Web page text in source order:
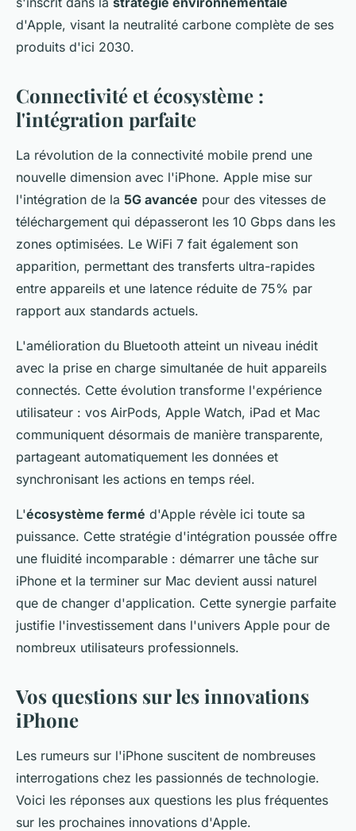
d'Apple, visant la neutralité carbone complète de ses
produits d'ici 2030.
Connectivité et écosystème :
l'intégration parfaite
La révolution de la connectivité mobile prend une
nouvelle dimension avec l'iPhone. Apple mise sur
l'intégration de la 5G avancée pour des vitesses de
téléchargement qui dépasseront les 10 Gbps dans les
zones optimisées. Le WiFi 7 fait également son
apparition, permettant des transferts ultra-rapides
entre appareils et une latence réduite de 75% par
rapport aux standards actuels.
L'amélioration du Bluetooth atteint un niveau inédit
avec la prise en charge simultanée de huit appareils
connectés. Cette évolution transforme l'expérience
utilisateur : vos AirPods, Apple Watch, iPad et Mac
communiquent désormais de manière transparente,
partageant automatiquement les données et
synchronisant les actions en temps réel.
L'écosystème fermé d'Apple révèle ici toute sa
puissance. Cette stratégie d'intégration poussée offre
une fluidité incomparable : démarrer une tâche sur
iPhone et la terminer sur Mac devient aussi naturel
que de changer d'application. Cette synergie parfaite
justifie l'investissement dans l'univers Apple pour de
nombreux utilisateurs professionnels.
Vos questions sur les innovations
iPhone
Les rumeurs sur l'iPhone suscitent de nombreuses
interrogations chez les passionnés de technologie.
Voici les réponses aux questions les plus fréquentes
sur les prochaines innovations d'Apple.